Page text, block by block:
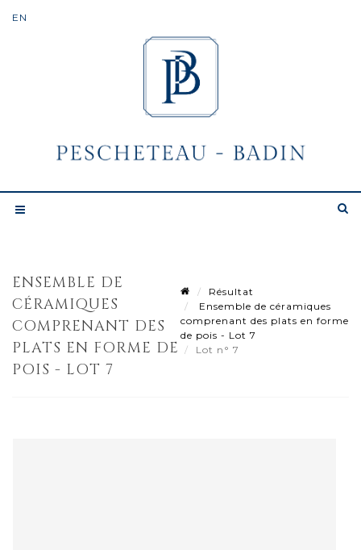
ENSEMBLE DE
CÉRAMIQUES
COMPRENANT DES
PLATS EN FORME DE
POIS - LOT 7
Résultat
Ensemble de céramiques
comprenant des plats en forme
de pois - Lot 7
Lot n° 7